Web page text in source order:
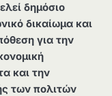
δημόσιο
δικαίωμα και
για την
και την
των πολιτών